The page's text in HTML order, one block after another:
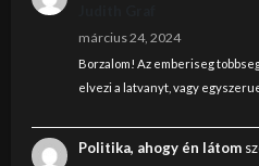
március 24, 2024
Borzalom! Az emberiseg
elvezi a latvanyt, vagy
Politika, ahogy én látom